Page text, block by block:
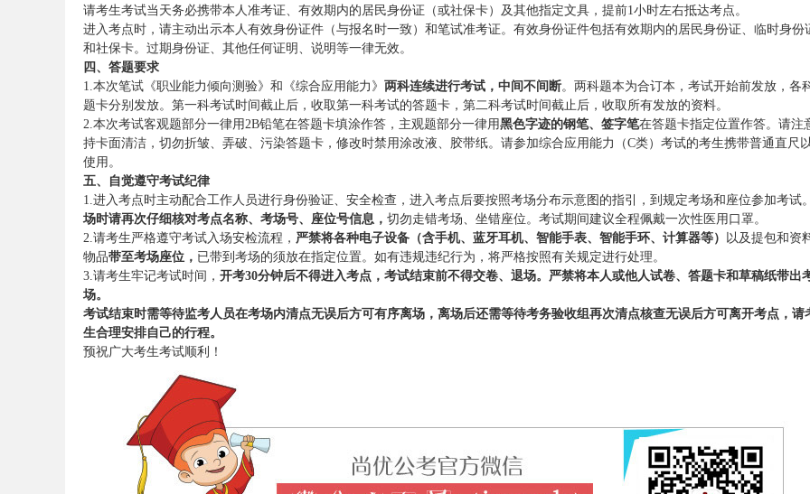
请考生考试当天务必携带本人准考证、有效期内的居民身份证（或社保卡）及其他指定文具，提前1小时左右抵达考点。
进入考点时，请主动出示本人有效身份证件（与报名时一致）和笔试准考证。有效身份证件包括有效期内的居民身份证、临时身份
和社保卡。过期身份证、其他任何证明、说明等一律无效。
四、答题要求
1.本次笔试《职业能力倾向测验》和《综合应用能力》 两科连续进行考试，中间不间断。两科题本为合订本，考试开始前发放，各
题卡分别发放。第一科考试时间截止后，收取第一科考试的答题卡，第二科考试时间截止后，收取所有发放的资料。
2.本次考试客观题部分一律用2B铅笔在答题卡填涂作答，主观题部分一律用黑色字迹的钢笔、签字笔在答题卡指定位置作答。请注
持卡面清洁，切勿折皱、弄破、污染答题卡，修改时禁用涂改液、胶带纸。请参加综合应用能力（C类）考试的考生携带普通直尺
使用。
五、自觉遵守考试纪律
1.进入考点时主动配合工作人员进行身份验证、安全检查，进入考点后要按照考场分布示意图的指引，到规定考场和座位参加考试。
场时请再次仔细核对考点名称、考场号、座位号信息， 切勿走错考场、坐错座位。考试期间建议全程佩戴一次性医用口罩。
2.请考生严格遵守考试入场安检流程， 严禁将各种电子设备（含手机、蓝牙耳机、智能手表、智能手环、计算器等）
以及提包和资
物品带至考场座位， 已带到考场的须放在指定位置。如有违规违纪行为，将严格按照有关规定进行处理。
3.请考生牢记考试时间， 开考30分钟后不得进入考点，考试结束前不得交卷、退场。严禁将本人或他人试卷、答题卡和草稿纸带出
场。
考试结束时需等待监考人员在考场内清点无误后方可有序离场，离场后还需等待考务验收组再次清点核查无误后方可离开考点，请
生合理安排自己的行程。
预祝广大考生考试顺利！